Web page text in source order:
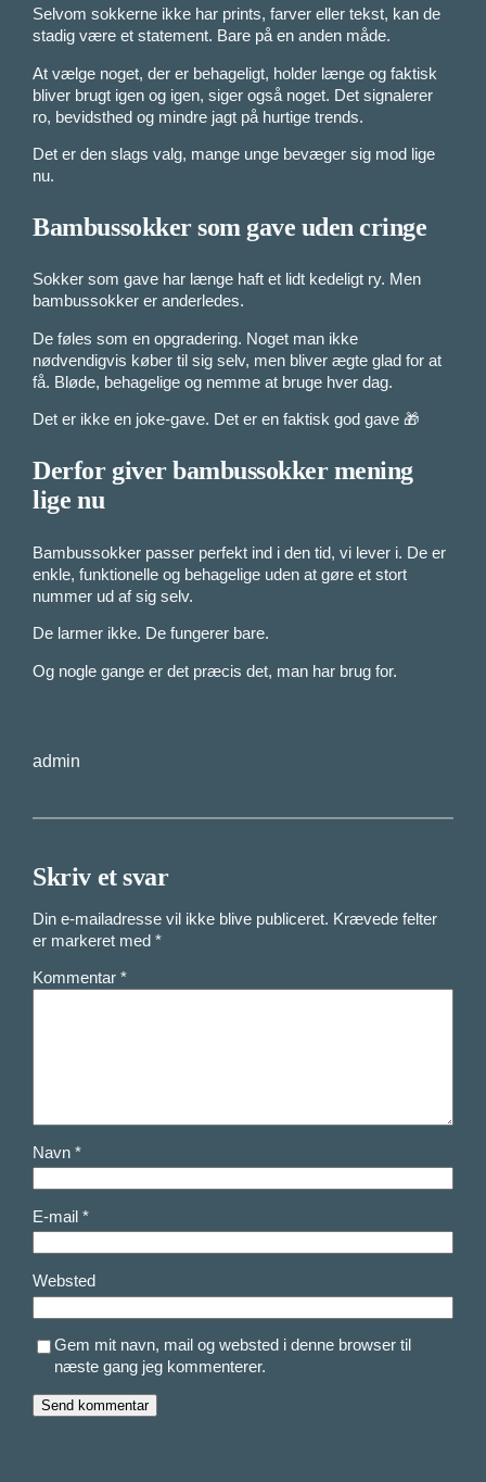
Selvom sokkerne ikke har prints, farver eller tekst, kan de
stadig være et statement. Bare på en anden måde.
At vælge noget, der er behageligt, holder længe og faktisk
bliver brugt igen og igen, siger også noget. Det signalerer
ro, bevidsthed og mindre jagt på hurtige trends.
Det er den slags valg, mange unge bevæger sig mod lige
nu.
Bambussokker som gave uden cringe
Sokker som gave har længe haft et lidt kedeligt ry. Men
bambussokker er anderledes.
De føles som en opgradering. Noget man ikke
nødvendigvis køber til sig selv, men bliver ægte glad for at
få. Bløde, behagelige og nemme at bruge hver dag.
Det er ikke en joke-gave. Det er en faktisk god gave 🎁
Derfor giver bambussokker mening
lige nu
Bambussokker passer perfekt ind i den tid, vi lever i. De er
enkle, funktionelle og behagelige uden at gøre et stort
nummer ud af sig selv.
De larmer ikke. De fungerer bare.
Og nogle gange er det præcis det, man har brug for.
admin
Skriv et svar
Din e-mailadresse vil ikke blive publiceret. Krævede felter
er markeret med*
Kommentar*
Navn*
E-mail*
Websted
Gem mit navn, mail og websted i denne browser til
næste gang jeg kommenterer.